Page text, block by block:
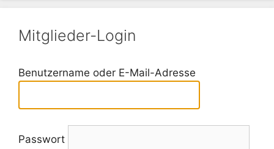
Mitglieder-Login
Benutzername oder E-Mail-Adresse
Passwort